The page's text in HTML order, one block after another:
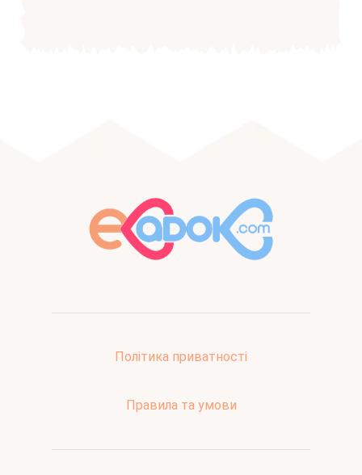
Політика приватності
Правила та умови